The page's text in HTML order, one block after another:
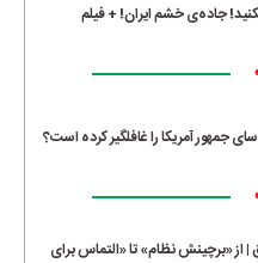
جاده‌ی خشم ایران! + فیلم
جمهور آمریکا را غافلگیر کرده است؟
| از «برچینش نظام» تا «التماس برای